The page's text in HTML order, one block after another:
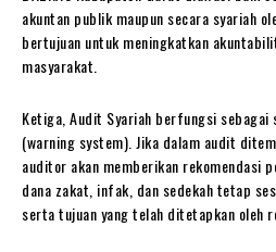
akuntan publik maupun secara syariah
bertujuan untuk meningkatkan
masyarakat.
Ketiga, Audit Syariah berfungsi
(warning system). Jika dalam audit
auditor akan memberikan rekomendasi
dana zakat, infak, dan sedekah tetap
serta tujuan yang telah ditetapkan oleh